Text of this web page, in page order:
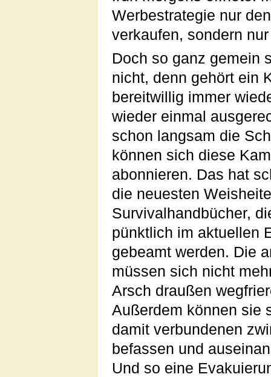
Werbestrategie nur
verkaufen, sondern
Doch so ganz gemein
nicht, denn gehört ein
bereitwillig immer
wieder einmal
schon langsam die
können sich diese
abonnieren. Das hat
die neuesten
Survivalhandbücher,
pünktlich im aktuellen
gebeamt werden. Die
müssen sich nicht
Arsch draußen
Außerdem können sie
damit verbundenen
befassen und
Und so eine